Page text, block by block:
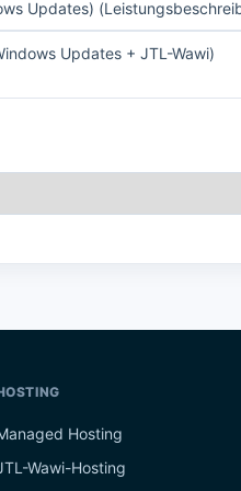
Updates)
Updates + JTL-Wawi)
Hosting
Wawi-Hosting